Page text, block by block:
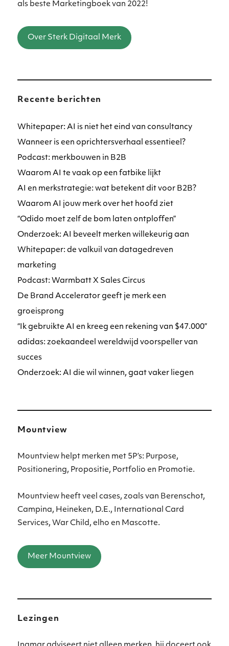
als beste Marketingboek van 2022!
Over Sterk Digitaal Merk
Recente berichten
Whitepaper: AI is niet het eind van consultancy
Wanneer is een oprichtersverhaal essentieel?
Podcast: merkbouwen in B2B
Waarom AI te vaak op een fatbike lijkt
AI en merkstrategie: wat betekent dit voor B2B?
Waarom AI jouw merk over het hoofd ziet
“Odido moet zelf de bom laten ontploffen”
Onderzoek: AI beveelt merken willekeurig aan
Whitepaper: de valkuil van datagedreven
marketing
Podcast: Warmbatt X Sales Circus
De Brand Accelerator geeft je merk een
groeisprong
“Ik gebruikte AI en kreeg een rekening van $47.000”
adidas: zoekaandeel wereldwijd voorspeller van
succes
Onderzoek: AI die wil winnen, gaat vaker liegen
Mountview
Mountview helpt merken met 5P’s: Purpose,
Positionering, Propositie, Portfolio en Promotie.
Mountview heeft veel cases, zoals van Berenschot,
Campina, Heineken, D.E., International Card
Services, War Child, elho en Mascotte.
Meer Mountview
Lezingen